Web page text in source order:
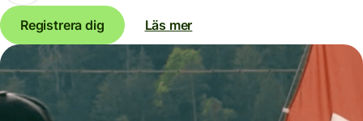
Registrera dig Läs mer